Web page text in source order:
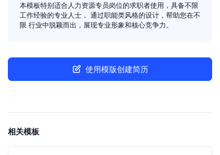
本模板特别适合人力资源专员岗位的求职者使用，具备不限
工作经验的专业人士， 通过职能类风格的设计，帮助您在不
限 行业中脱颖而出，展现专业形象和核心竞争力。
使用模版创建简历
相关模板